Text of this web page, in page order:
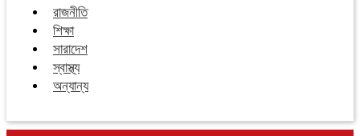
রাজনীতি
শিক্ষা
সারাদেশ
স্বাস্থ্য
অন্যান্য